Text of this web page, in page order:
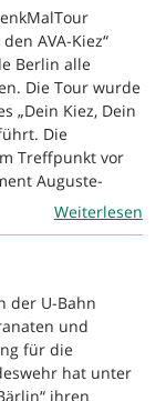
AVA-Kiez“
Berlin alle
Die Tour wurde
„Dein Kiez, Dein
Die
Treffpunkt vor
Auguste-
Weiterlesen
der U-Bahn
und
für die
hat unter
ihren